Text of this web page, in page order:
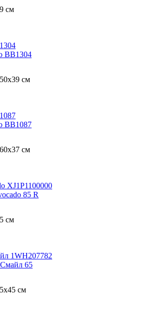
см
BB1304
50x39 см
BB1087
60x37 см
85 R
см
65
см